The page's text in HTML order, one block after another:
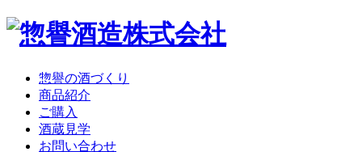
惣譽の酒づくり
商品紹介
ご購入
酒蔵見学
お問い合わせ